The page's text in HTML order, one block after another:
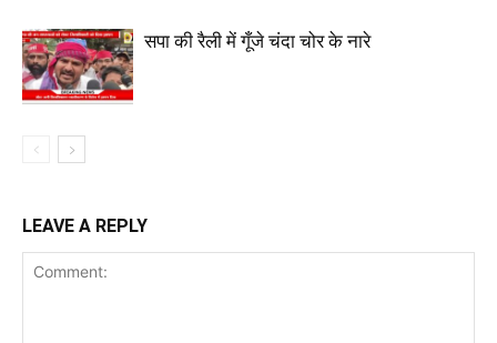
सपा की रैली में गूँजे चंदा चोर के नारे
LEAVE A REPLY